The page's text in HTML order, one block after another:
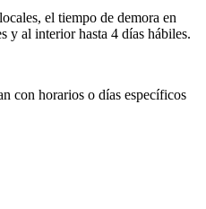
el tiempo de demora en
y al interior hasta 4 días hábiles.
con horarios o días específicos